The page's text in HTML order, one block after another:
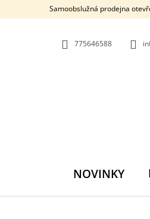
Samoobslužná prodejna
775646588
NOVINKY
O